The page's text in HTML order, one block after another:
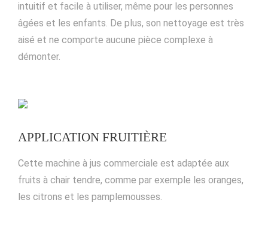
intuitif et facile à utiliser, même pour les personnes
âgées et les enfants. De plus, son nettoyage est très
aisé et ne comporte aucune pièce complexe à
démonter.
APPLICATION FRUITIÈRE
Cette machine à jus commerciale est adaptée aux
fruits à chair tendre, comme par exemple les oranges,
les citrons et les pamplemousses.